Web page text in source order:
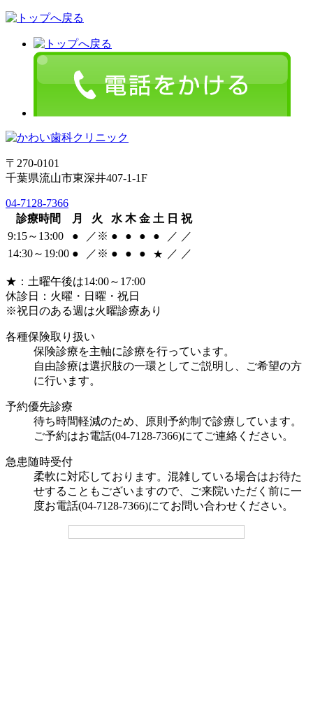
〒270-0101
千葉県流山市東深井407-1-1F
04-7128-7366
診療時間
月 火 水 木 金 土 日 祝
9:15～13:00
● ／※ ● ● ● ● ／ ／
14:30～19:00 ● ／※ ● ● ● ★ ／ ／
★：土曜午後は14:00～17:00
休診日：火曜・日曜・祝日
※祝日のある週は火曜診療あり
各種保険取り扱い
保険診療を主軸に診療を行っています。
自由診療は選択肢の一環としてご説明し、ご希望の方
に行います。
予約優先診療
待ち時間軽減のため、原則予約制で診療しています。
ご予約はお電話(04-7128-7366)にてご連絡ください。
急患随時受付
柔軟に対応しております。混雑している場合はお待た
せすることもございますので、ご来院いただく前に一
度お電話(04-7128-7366)にてお問い合わせください。